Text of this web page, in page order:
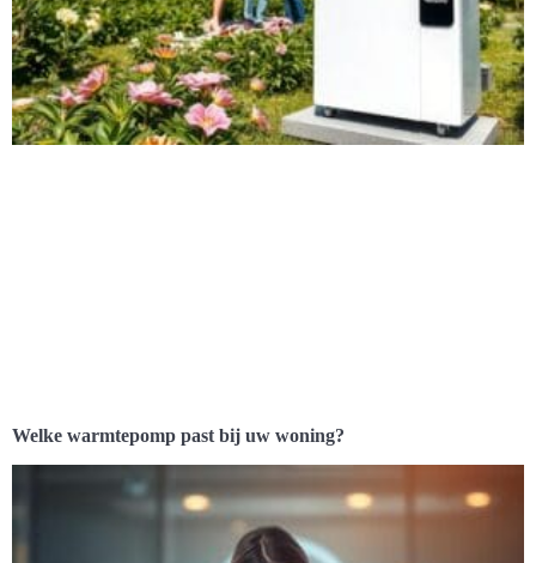
Welke warmtepomp past bij uw woning?